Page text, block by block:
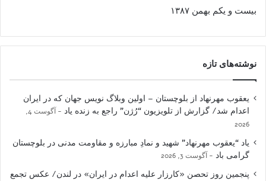
بيست و يکم بهمن ۱۳۸۷
نوشته‌های تازه
یعقوب مهرنهاد از بلوچستان – اولین وبلاگ نویس جهان که در ایران
اعدام شد/ گزارش از تلویزیون “رُژن” راجع به زنده یاد
آگوست 4,
2026
یاد “یعقوب مهرنهاد” شهید و نمادِ مبارزه و مقاومت مدنی در بلوچستان
گرامی باد
آگوست 3, 2026
پنجمین روز تحصن «کارزار علیه اعدام در ایران» در لندن/ عکس تجمع